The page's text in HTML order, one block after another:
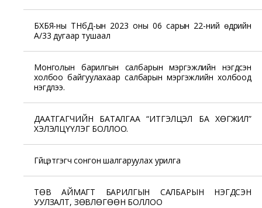
БХБЯ-ны ТНбД-ын 2023 оны 06 сарын 22-ний өдрийн
А/33 дугаар тушаал
Монголын барилгын салбарын мэргэжлийн нэгдсэн
холбоо байгуулахаар салбарын мэргэжлийн холбоод
нэгдлээ.
ДААТГАГЧИЙН БАТАЛГАА “ИТГЭЛЦЭЛ БА ХӨГЖИЛ”
ХЭЛЭЛЦҮҮЛЭГ БОЛЛОО.
Гүйцэтгэгч сонгон шалгаруулах урилга
ТӨВ АЙМАГТ БАРИЛГЫН САЛБАРЫН НЭГДСЭН
УУЛЗАЛТ, ЗӨВЛӨГӨӨН БОЛЛОО